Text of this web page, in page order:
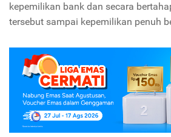
kepemilikan bank dan secara
tersebut sampai kepemilikan penuh